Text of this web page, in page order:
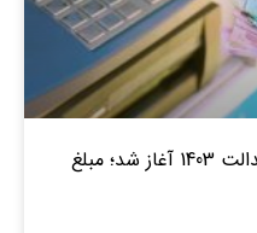
واریز مرحله اول سود سهام عدالت 1403 آغاز شد؛ مبلغ